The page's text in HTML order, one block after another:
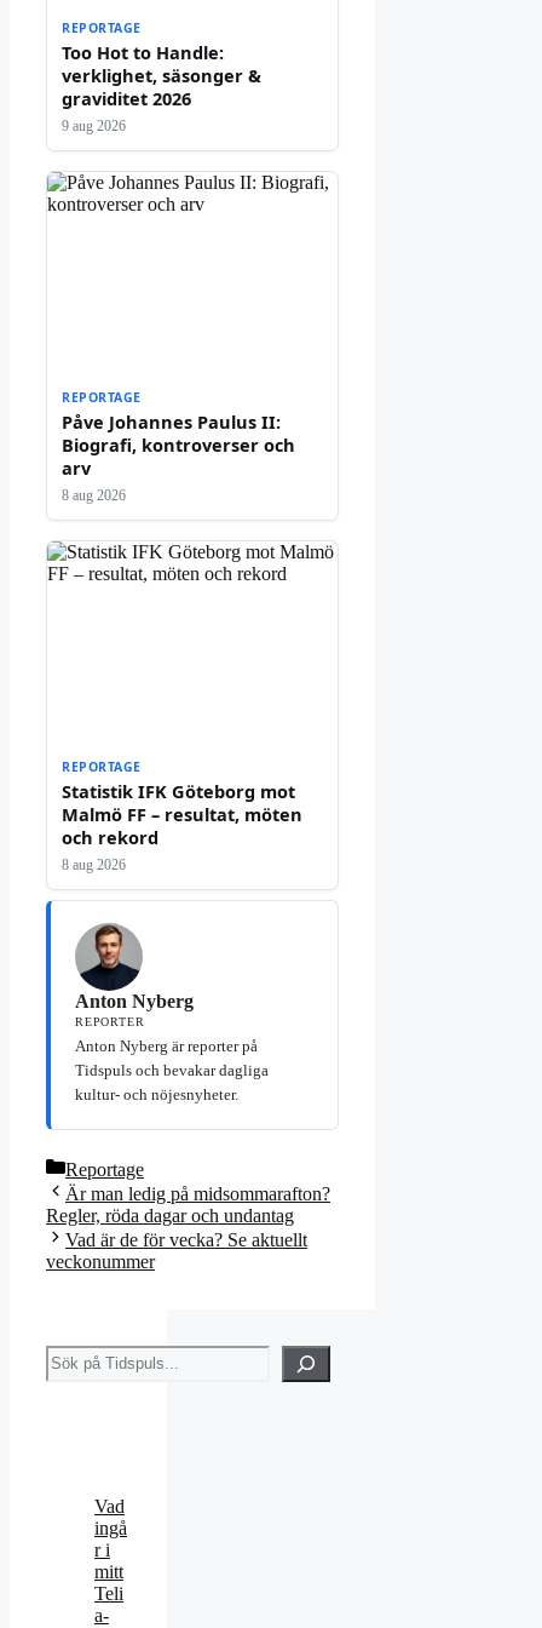
REPORTAGE
Too Hot to Handle:
verklighet, säsonger &
graviditet 2026
9 aug 2026
REPORTAGE
Påve Johannes Paulus II:
Biografi, kontroverser och
arv
8 aug 2026
REPORTAGE
Statistik IFK Göteborg mot
Malmö FF – resultat, möten
och rekord
8 aug 2026
Anton Nyberg
REPORTER
Anton Nyberg är reporter på
Tidspuls och bevakar dagliga
kultur- och nöjesnyheter.
Kategorier
Reportage
Är man ledig på midsommarafton?
Regler, röda dagar och undantag
Vad är de för vecka? Se aktuellt
veckonummer
Sök
Vad
ingå
r i
mitt
Teli
a-